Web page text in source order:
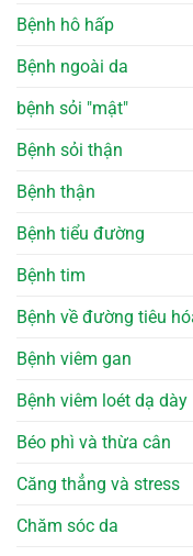
Bệnh hô hấp
Bệnh ngoài da
bệnh sỏi "mật"
Bệnh sỏi thận
Bệnh thận
Bệnh tiểu đường
Bệnh tim
Bệnh về đường tiêu
Bệnh viêm gan
Bệnh viêm loét dạ dày
Béo phì và thừa cân
Căng thẳng và stress
Chăm sóc da